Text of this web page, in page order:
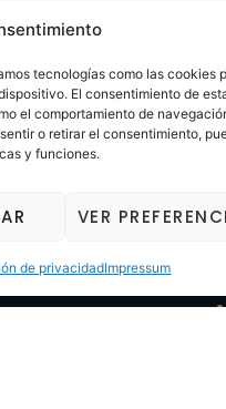
tecnologías como las cookies
El consentimiento de
el comportamiento de
o retirar el consentimiento,
y funciones.
VER
de privacidadImpressum